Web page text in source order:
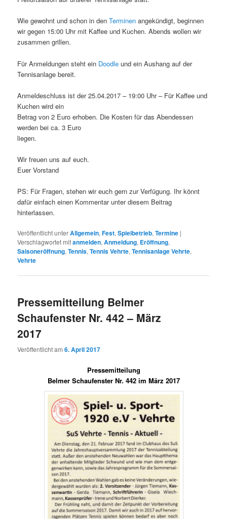
Wie gewohnt und schon in denTerminen angekündigt, beginnen
wir gegen 15:00 Uhr mit Kaffee und Kuchen. Abends wollen wir
zusammen grillen.
Für Anmeldungen steht ein Doodleund ein Aushang auf der
Tennisanlage bereit.
Anmeldeschluss ist der 25.04.2017 – 19:00 Uhr – Für Kaffee und
Kuchen wird ein
Betrag von 2 Euro erhoben. Die Kosten für das Abendessen
werden bei ca. 3 Euro
liegen.
Wir freuen uns auf euch.
Euer Vorstand
PS: Für Fragen, stehen wir euch gern zur Verfügung. Ihr könnt
dafür einfach einen Kommentar unter diesem Beitrag
hinterlassen.
Veröffentlicht unterAllgemein,Fest,Spielbetrieb,Termine |
Verschlagwortet mitanmelden,Anmeldung, Eröffnung,
Saisoneröffnung,Tennis,Tennis Vehrte,Tennisanlage Vehrte,
Vehrte
Pressemitteilung Belmer
Schaufenster Nr. 442 – März
2017
Veröffentlicht am6. April 2017
Pressemitteilung
Belmer Schaufenster Nr. 442 im März 2017